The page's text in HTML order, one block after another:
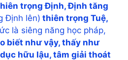
trọng Định, Định tăng
Định lên) thiên trọng Tuệ,
là siêng năng học pháp,
biết như vậy, thấy như
hữu lậu, tâm giải thoát